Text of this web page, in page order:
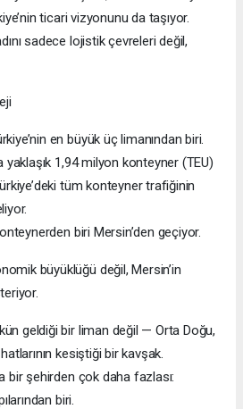
ticari vizyonunu da taşıyor.
sadece lojistik çevreleri değil,
en büyük üç limanından biri.
yaklaşık 1,94 milyon konteyner (TEU)
tüm konteyner trafiğinin
biri Mersin’den geçiyor.
büyüklüğü değil, Mersin’in
geldiği bir liman değil — Orta Doğu,
kesiştiği bir kavşak.
bir şehirden çok daha fazlası:
biri.